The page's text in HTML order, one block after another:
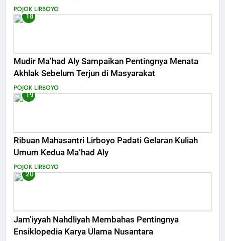
POJOK LIRBOYO
18
Mudir Ma’had Aly Sampaikan Pentingnya Menata
Akhlak Sebelum Terjun di Masyarakat
POJOK LIRBOYO
19
Ribuan Mahasantri Lirboyo Padati Gelaran Kuliah
Umum Kedua Ma’had Aly
POJOK LIRBOYO
20
Jam’iyyah Nahdliyah Membahas Pentingnya
Ensiklopedia Karya Ulama Nusantara